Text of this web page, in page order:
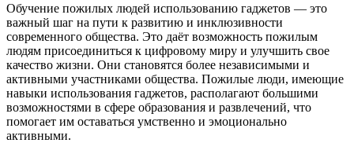
Обучение пожилых людей использованию гаджетов — это
важный шаг на пути к развитию и инклюзивности
современного общества. Это даёт возможность пожилым
людям присоединиться к цифровому миру и улучшить свое
качество жизни. Они становятся более независимыми и
активными участниками общества. Пожилые люди, имеющие
навыки использования гаджетов, располагают большими
возможностями в сфере образования и развлечений, что
помогает им оставаться умственно и эмоционально
активными.